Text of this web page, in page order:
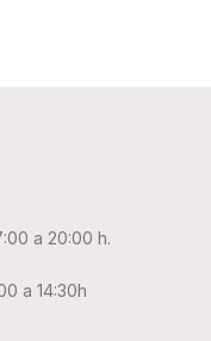
a 20:00 h.
a 14:30h